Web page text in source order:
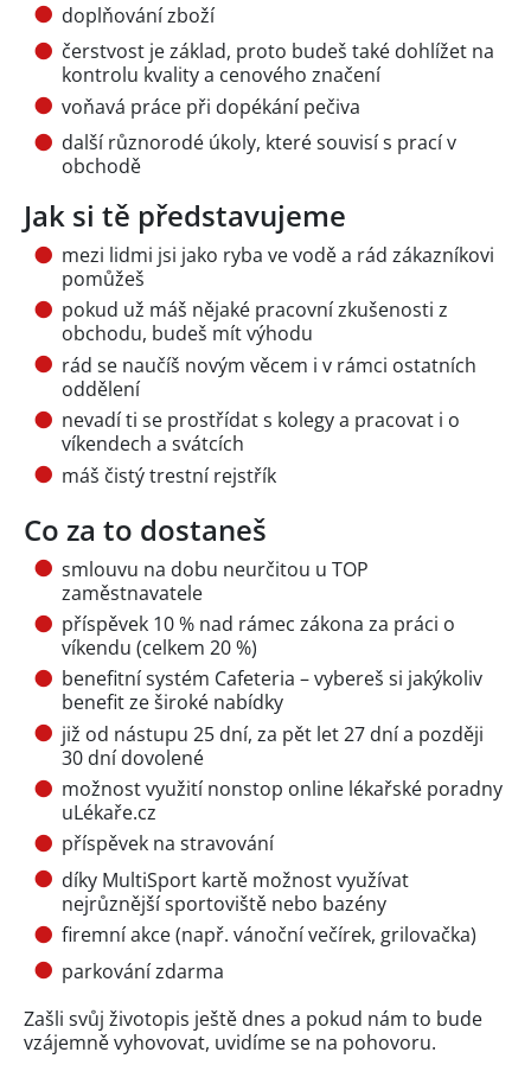
doplňování zboží
čerstvost je základ, proto budeš také dohlížet na
kontrolu kvality a cenového značení
voňavá práce při dopékání pečiva
další různorodé úkoly, které souvisí s prací v
obchodě
Jak si tě představujeme
mezi lidmi jsi jako ryba ve vodě a rád zákazníkovi
pomůžeš
pokud už máš nějaké pracovní zkušenosti z
obchodu, budeš mít výhodu
rád se naučíš novým věcem i v rámci ostatních
oddělení
nevadí ti se prostřídat s kolegy a pracovat i o
víkendech a svátcích
máš čistý trestní rejstřík
Co za to dostaneš
smlouvu na dobu neurčitou u TOP
zaměstnavatele
příspěvek 10 % nad rámec zákona za práci o
víkendu (celkem 20 %)
benefitní systém Cafeteria – vybereš si jakýkoliv
benefit ze široké nabídky
již od nástupu 25 dní, za pět let 27 dní a později
30 dní dovolené
možnost využití nonstop online lékařské poradny
uLékaře.cz
příspěvek na stravování
díky MultiSport kartě možnost využívat
nejrůznější sportoviště nebo bazény
firemní akce (např. vánoční večírek, grilovačka)
parkování zdarma
Zašli svůj životopis ještě dnes a pokud nám to bude
vzájemně vyhovovat, uvidíme se na pohovoru.